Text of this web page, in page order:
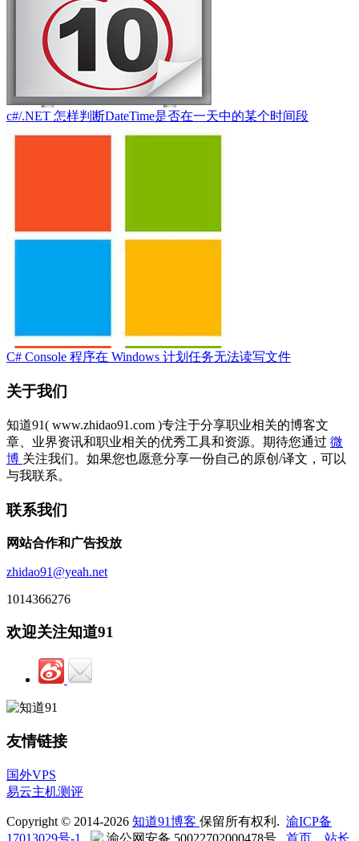
c#/.NET 怎样判断DateTime是否在一天中的某个时间段
C# Console 程序在 Windows 计划任务无法读写文件
关于我们
知道91( www.zhidao91.com )专注于分享职业相关的博客文
章、业界资讯和职业相关的优秀工具和资源。期待您通过 微
博 关注我们。如果您也愿意分享一份自己的原创/译文，可以
与我联系。
联系我们
网站合作和广告投放
zhidao91@yeah.net
1014366276
欢迎关注知道91
友情链接
国外VPS
易云主机测评
Copyright © 2014-2026 知道91博客 保留所有权利. 渝ICP备